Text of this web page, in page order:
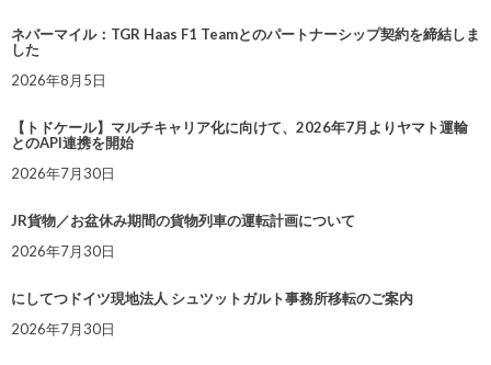
ネバーマイル：TGR Haas F1 Teamとのパートナーシップ契約を締結しま
した
2026年8月5日
【トドケール】マルチキャリア化に向けて、2026年7月よりヤマト運輸
とのAPI連携を開始
2026年7月30日
JR貨物／お盆休み期間の貨物列車の運転計画について
2026年7月30日
にしてつドイツ現地法人 シュツットガルト事務所移転のご案内
2026年7月30日